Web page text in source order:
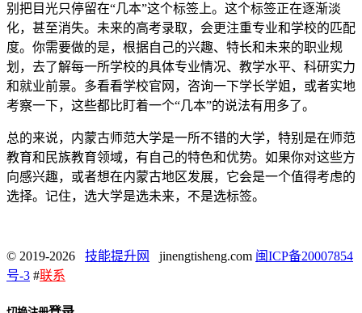
别把目光只停留在“几本”这个标签上。这个标签正在逐渐淡
化，甚至消失。未来的高考录取，会更注重专业和学校的匹配
度。你需要做的是，根据自己的兴趣、特长和未来的职业规
划，去了解每一所学校的具体专业情况、教学水平、科研实力
和就业前景。多看看学校官网，咨询一下学长学姐，或者实地
考察一下，这些都比盯着一个“几本”的说法有用多了。
总的来说，内蒙古师范大学是一所不错的大学，特别是在师范
教育和民族教育领域，有自己的特色和优势。如果你对这些方
向感兴趣，或者想在内蒙古地区发展，它会是一个值得考虑的
选择。记住，选大学是选未来，不是选标签。
© 2019-2026 技能提升网 jinengtisheng.com 闽ICP备20007854
号-3 #联系